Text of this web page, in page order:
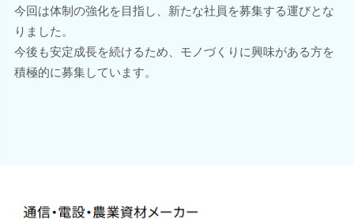
今回は体制の強化を目指し、新たな社員を募集する運びとな
りました。
今後も安定成長を続けるため、モノづくりに興味がある方を
積極的に募集しています。